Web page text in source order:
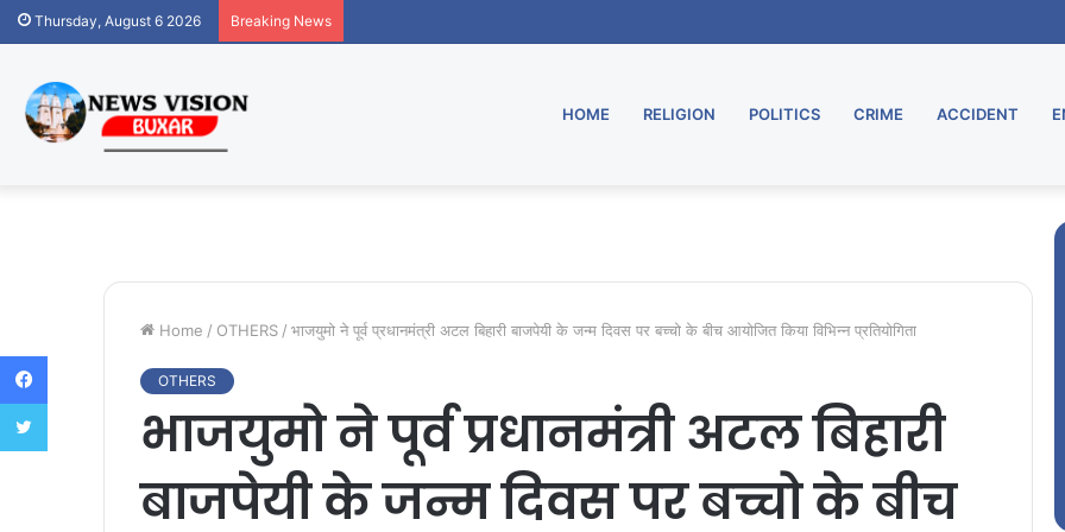
Thursday, August 6 2026 Breaking News
HOME RELIGION POLITICS CRIME ACCIDENT
Home / OTHERS / भाजयुमो ने पूर्व प्रधानमंत्री अटल बिहारी बाजपेयी के जन्म दिवस पर बच्चो के बीच आयोजित किया विभिन्न प्रतियोगिता
OTHERS
भाजयुमो ने पूर्व प्रधानमंत्री अटल बिहारी
बाजपेयी के जन्म दिवस पर बच्चो के बीच